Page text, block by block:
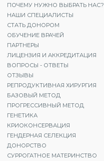
ПОЧЕМУ НУЖНО ВЫБРАТЬ НАС?
НАШИ СПЕЦИАЛИСТЫ
СТАТЬ ДОНОРОМ
ОБУЧЕНИЕ ВРАЧЕЙ
ПАРТНЕРЫ
ЛИЦЕНЗИЯ И АККРЕДИТАЦИЯ
ВОПРОСЫ - ОТВЕТЫ
ОТЗЫВЫ
РЕПРОДУКТИВНАЯ ХИРУРГИЯ
БАЗОВЫЙ МЕТОД
ПРОГРЕССИВНЫЙ МЕТОД
ГЕНЕТИКА
КРИОКОНСЕРВАЦИЯ
ГЕНДЕРНАЯ СЕЛЕКЦИЯ
ДОНОРСТВО
СУРРОГАТНОЕ МАТЕРИНСТВО